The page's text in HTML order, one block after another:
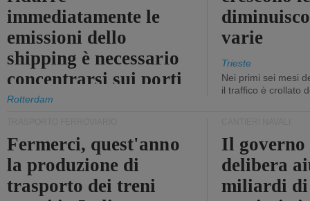
immediatamente le
emissioni dello
shipping è necessario
concentrarsi sui porti
Rotterdam
varie
Trieste
Nei primi sei mesi
il traffico è crollato
Fermerci, quest'anno
la produzione di
trasporto dei treni
Il
delibera
miliardi